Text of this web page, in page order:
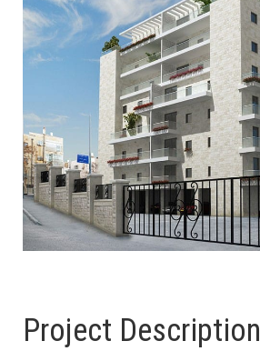
Project Description